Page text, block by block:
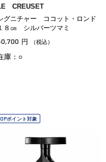
CREUSET
グニチャー ココット・ロンド
８㎝ シルバーツマミ
円 （税込）
庫：○
OPポイント対象